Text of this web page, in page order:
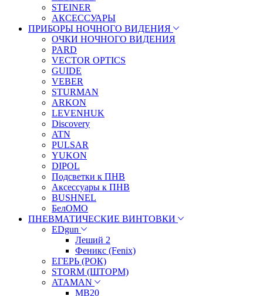
STEINER
АКСЕССУАРЫ
ПРИБОРЫ НОЧНОГО ВИДЕНИЯ
ОЧКИ НОЧНОГО ВИДЕНИЯ
PARD
VECTOR OPTICS
GUIDE
VEBER
STURMAN
ARKON
LEVENHUK
Discovery
ATN
PULSAR
YUKON
DIPOL
Подсветки к ПНВ
Аксессуары к ПНВ
BUSHNEL
БелОМО
ПНЕВМАТИЧЕСКИЕ ВИНТОВКИ
EDgun
Леший 2
Феникс (Fenix)
ЕГЕРЬ (РОК)
STORM (ШТОРМ)
ATAMAN
МВ20